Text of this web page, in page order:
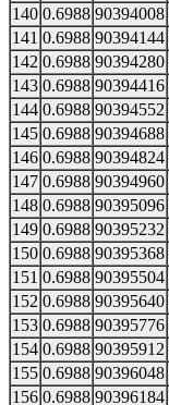
140 0.6988 90394008
141 0.6988 90394144
142 0.6988 90394280
143 0.6988 90394416
144 0.6988 90394552
145 0.6988 90394688
146 0.6988 90394824
147 0.6988 90394960
148 0.6988 90395096
149 0.6988 90395232
150 0.6988 90395368
151 0.6988 90395504
152 0.6988 90395640
153 0.6988 90395776
154 0.6988 90395912
155 0.6988 90396048
156 0.6988 90396184